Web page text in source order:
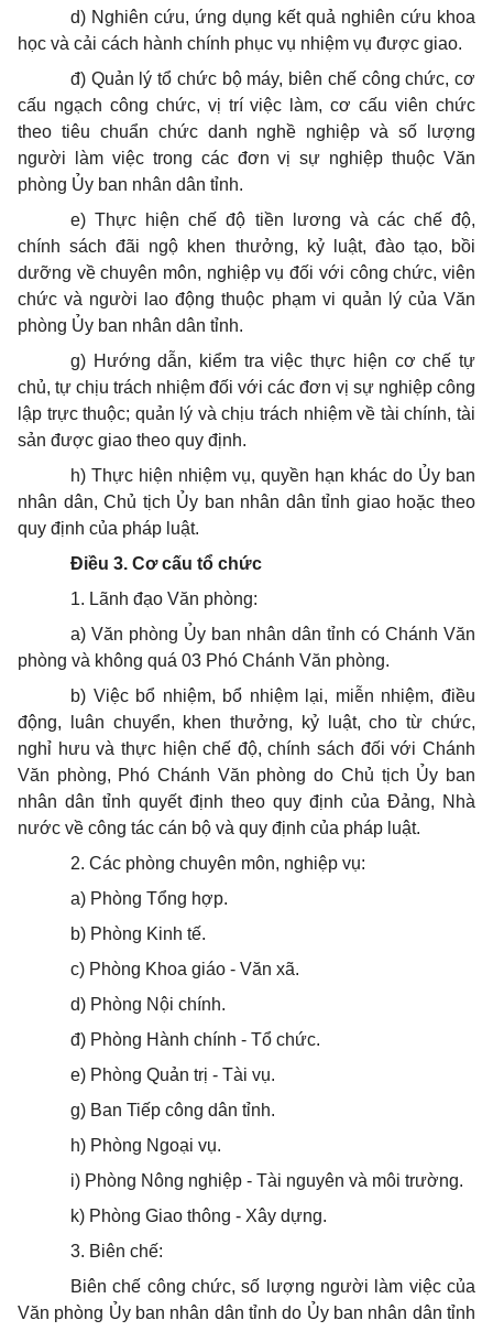
d) Nghiên cứu, ứng dụng kết quả nghiên cứu khoa
học và cải cách hành chính phục vụ nhiệm vụ được giao.
đ) Quản lý tổ chức bộ máy, biên chế công chức, cơ
cấu ngạch công chức, vị trí việc làm,cơ cấu viên chức
theo tiêu chuẩn chức danh nghề nghiệp và số lượng
người làm việc trong các đơn vị sự nghiệp thuộc Văn
phòng Ủy ban nhân dân tỉnh.
e) Thực hiện chế độ tiền lương và các chế độ,
chính sách đãi ngộ khen thưởng, kỷ luật, đào tạo, bồi
dưỡng về chuyên môn, nghiệp vụ đối với công chức, viên
chức và người lao động thuộc phạm vi quản lý của Văn
phòng Ủy ban nhân dân tỉnh.
g) Hướng dẫn, kiểm tra việc thực hiện cơ chế tự
chủ, tự chịu trách nhiệm đối với các đơn vị sự nghiệp công
lập trực thuộc; quản lý và chịu trách nhiệm về tài chính, tài
sản được giao theo quy định.
h) Thực hiện nhiệm vụ, quyền hạn khác do Ủy ban
nhân dân, Chủ tịch Ủy ban nhân dân tỉnh giao hoặc theo
quy định của pháp luật.
Điều 3. Cơ cấu tổ chức
1. Lãnh đạo Văn phòng:
a) Văn phòng Ủy ban nhân dân tỉnh có Chánh Văn
phòng và không quá 03 Phó Chánh Văn phòng.
b) Việc bổ nhiệm, bổ nhiệm lại, miễn nhiệm, điều
động, luân chuyển, khen thưởng, kỷ luật, cho từ chức,
nghỉ hưu và thực hiện chế độ, chính sách đối với Chánh
Văn phòng, Phó Chánh Văn phòng do Chủ tịch Ủy ban
nhân dân tỉnh quyết định theo quy định của Đảng, Nhà
nước về công tác cán bộ và quy định của pháp luật.
2. Các phòng chuyên môn, nghiệp vụ:
a) Phòng Tổng hợp.
b) Phòng Kinh tế.
c) Phòng Khoa giáo - Văn xã.
d) Phòng Nội chính.
đ) Phòng Hành chính - Tổ chức.
e) Phòng Quản trị - Tài vụ.
g) Ban Tiếp công dân tỉnh.
h) Phòng Ngoại vụ.
i) Phòng Nông nghiệp - Tài nguyên và môi trường.
k) Phòng Giao thông - Xây dựng.
3. Biên chế:
Biên chế công chức, số lượng người làm việc của
Văn phòng Ủy ban nhân dân tỉnh do Ủy ban nhân dân tỉnh